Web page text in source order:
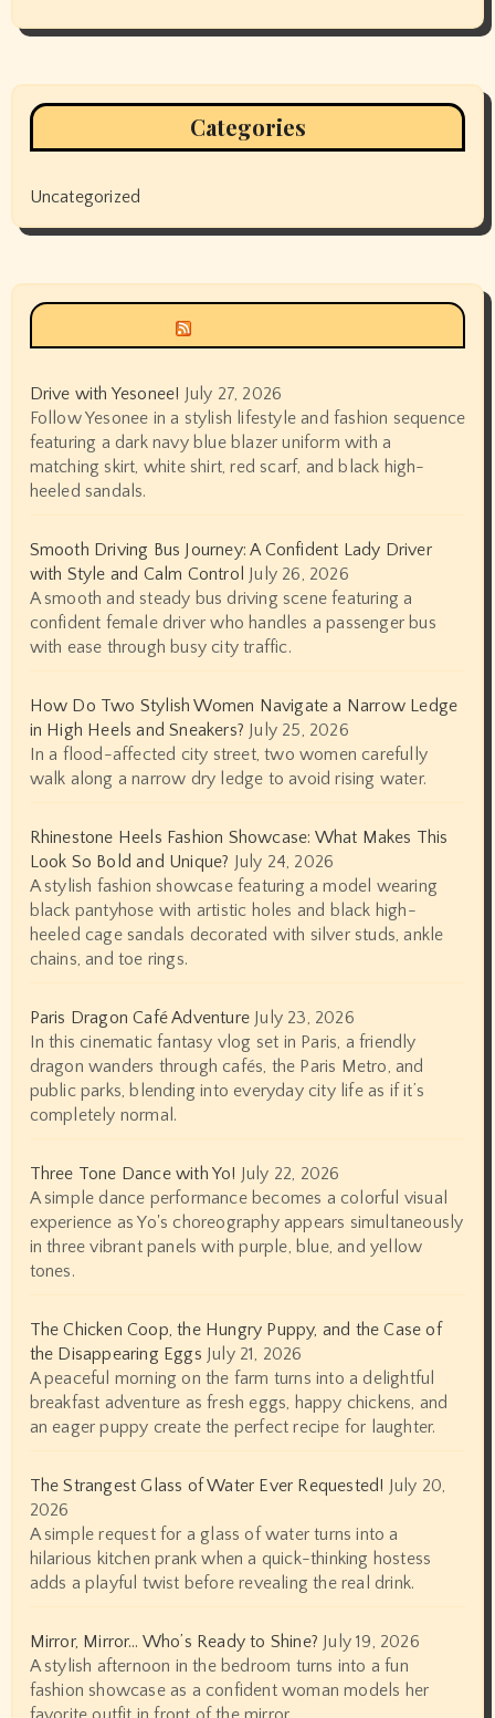
Categories
Uncategorized
Drive with Yesonee! July 27, 2026
Follow Yesonee in a stylish lifestyle and fashion sequence
featuring a dark navy blue blazer uniform with a
matching skirt, white shirt, red scarf, and black high-
heeled sandals.
Smooth Driving Bus Journey: A Confident Lady Driver
with Style and Calm Control July 26, 2026
A smooth and steady bus driving scene featuring a
confident female driver who handles a passenger bus
with ease through busy city traffic.
How Do Two Stylish Women Navigate a Narrow Ledge
in High Heels and Sneakers? July 25, 2026
In a flood-affected city street, two women carefully
walk along a narrow dry ledge to avoid rising water.
Rhinestone Heels Fashion Showcase: What Makes This
Look So Bold and Unique? July 24, 2026
A stylish fashion showcase featuring a model wearing
black pantyhose with artistic holes and black high-
heeled cage sandals decorated with silver studs, ankle
chains, and toe rings.
Paris Dragon Café Adventure July 23, 2026
In this cinematic fantasy vlog set in Paris, a friendly
dragon wanders through cafés, the Paris Metro, and
public parks, blending into everyday city life as if it’s
completely normal.
Three Tone Dance with Yo! July 22, 2026
A simple dance performance becomes a colorful visual
experience as Yo's choreography appears simultaneously
in three vibrant panels with purple, blue, and yellow
tones.
The Chicken Coop, the Hungry Puppy, and the Case of
the Disappearing Eggs July 21, 2026
A peaceful morning on the farm turns into a delightful
breakfast adventure as fresh eggs, happy chickens, and
an eager puppy create the perfect recipe for laughter.
The Strangest Glass of Water Ever Requested! July 20,
2026
A simple request for a glass of water turns into a
hilarious kitchen prank when a quick-thinking hostess
adds a playful twist before revealing the real drink.
Mirror, Mirror… Who’s Ready to Shine? July 19, 2026
A stylish afternoon in the bedroom turns into a fun
fashion showcase as a confident woman models her